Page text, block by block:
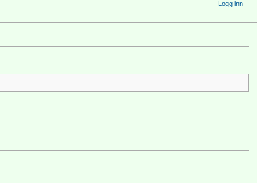
Logg inn